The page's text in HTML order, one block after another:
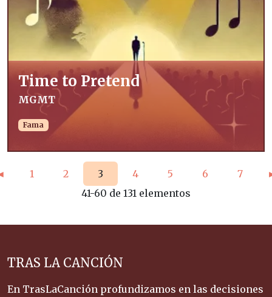
Time to Pretend
MGMT
Fama
1 2 3 4 5 6 7
41-60 de 131 elementos
TRAS LA CANCIÓN
En TrasLaCanción profundizamos en las decisiones